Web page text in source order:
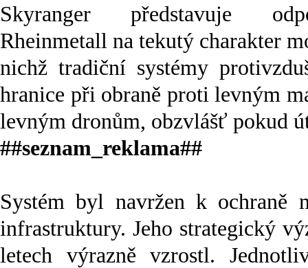
Skyranger představuje
Rheinmetall na tekutý charakter
nichž tradiční systémy
hranice při obraně proti levným
levným dronům, obzvlášť pokud
##seznam_reklama##
Systém byl navržen k ochraně
infrastruktury. Jeho strategický
letech výrazně vzrostl.